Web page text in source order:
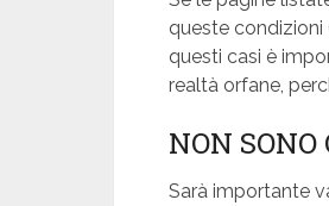
queste condizioni
questi casi è
realtà orfane,
NON
Sarà importante